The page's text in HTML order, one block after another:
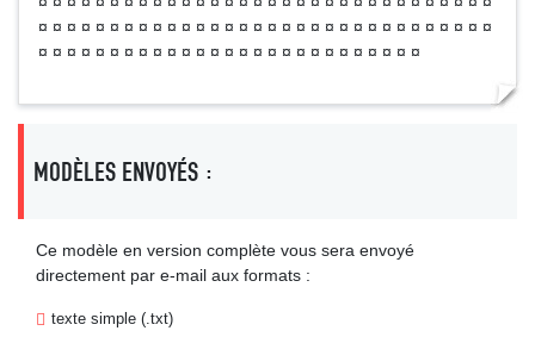
¤ ¤ ¤ ¤ ¤ ¤ ¤ ¤ ¤ ¤ ¤ ¤ ¤ ¤ ¤ ¤ ¤ ¤ ¤ ¤ ¤ ¤ ¤ ¤ ¤ ¤ ¤ ¤ ¤ ¤ ¤ ¤
¤ ¤ ¤ ¤ ¤ ¤ ¤ ¤ ¤ ¤ ¤ ¤ ¤ ¤ ¤ ¤ ¤ ¤ ¤ ¤ ¤ ¤ ¤ ¤ ¤ ¤ ¤
MODÈLES ENVOYÉS :
Ce modèle en version complète vous sera envoyé
directement par e-mail aux formats :
texte simple (.txt)